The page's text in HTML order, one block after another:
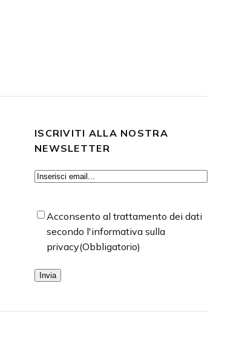
ISCRIVITI ALLA NOSTRA
NEWSLETTER
Email(Obbligatorio)
Consenso(Obbligatorio)
Acconsento al trattamento dei dati
secondo l'informativa sulla
privacy(Obbligatorio)
Invia